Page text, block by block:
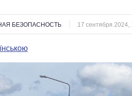
БЕЗОПАСНОСТЬ 17 сентября 2024,